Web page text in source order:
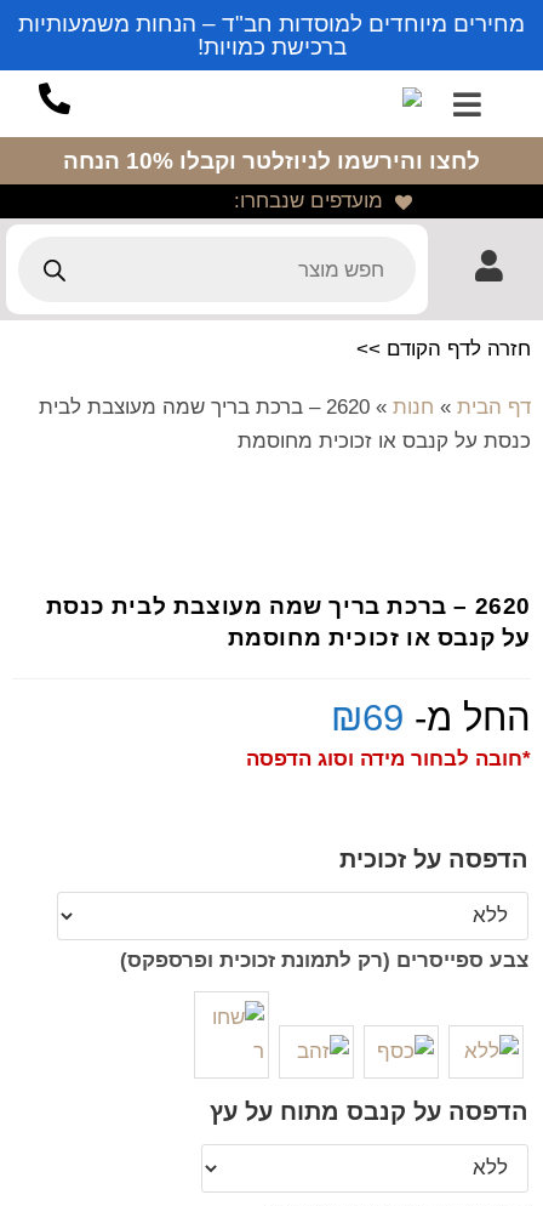
מחירים מיוחדים למוסדות חב"ד – הנחות משמעותיות
ברכישת כמויות!
לחצו והירשמו לניוזלטר וקבלו 10% הנחה
מועדפים שנבחרו:
חזרה לדף הקודם >>
דף הבית » חנות »
2620 – ברכת בריך שמה מעוצבת לבית
כנסת על קנבס או זכוכית מחוסמת
2620 – ברכת בריך שמה מעוצבת לבית כנסת
על קנבס או זכוכית מחוסמת
החל מ- ₪69
*חובה לבחור מידה וסוג הדפסה
הדפסה על זכוכית
צבע ספייסרים (רק לתמונת זכוכית ופרספקס)
הדפסה על קנבס מתוח על עץ